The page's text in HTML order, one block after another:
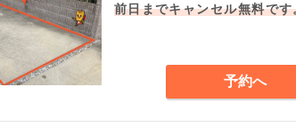
前日までキャンセル無料です
予約へ